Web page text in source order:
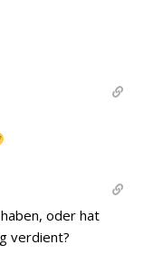
oder hat
verdient?